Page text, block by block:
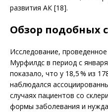
развития АК [18].
Обзор подобных
Исследование,
Мурфилдс в период с
показало, что у 18,5 % из
наблюдался
случаях пациентов со
формы заболевания и